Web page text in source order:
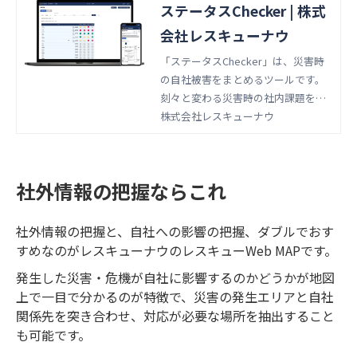
ステータスChecker | 株式
会社レスキューナウ
「ステータスChecker」は、災害時
の自社被害をまとめるツールです。
刻々と変わる災害時の社内課題を迅
速かつ正確に捉えます。
株式会社レスキューナウ
社外情報の把握ならこれ
社外情報の把握と、自社への影響の把握、ダブルでおす
すめなのがレスキューナウのレスキューWeb MAPです。
発生した災害・危機が自社に影響するのかどうかが地図
上で一目で分かるのが特徴で、災害の発生エリアと自社
関係先を突き合わせ、対応が必要な場所を抽出すること
も可能です。